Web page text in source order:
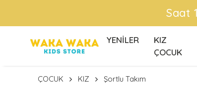
YENİLER
KIZ
ÇOCUK
ÇOCUK KIZ Şortlu Takım